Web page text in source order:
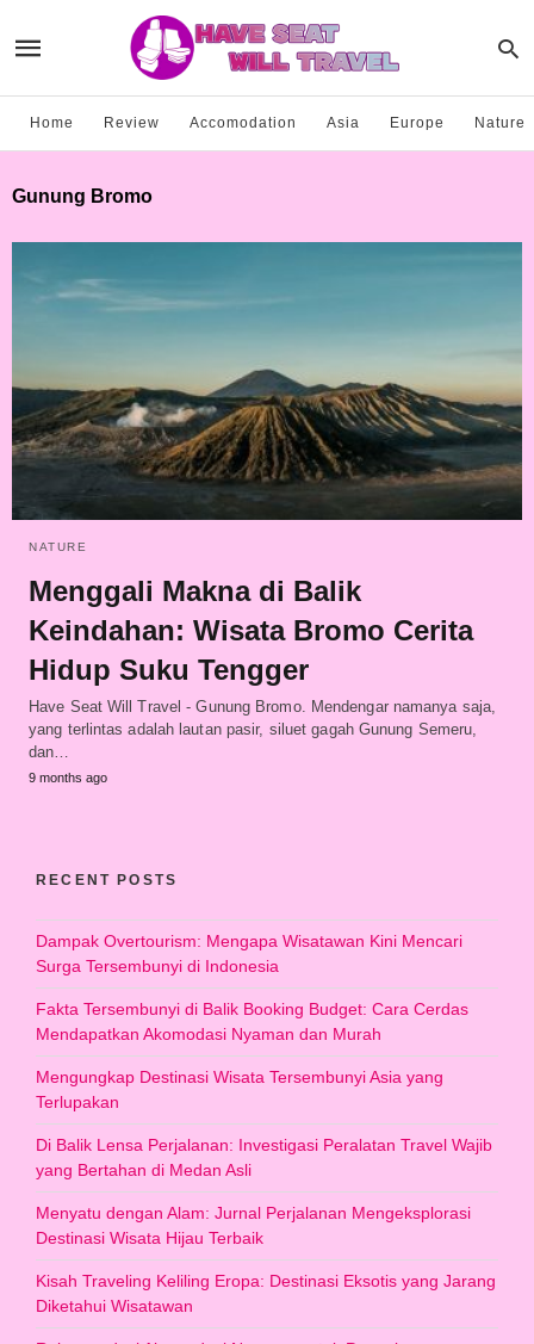
Home Review Accomodation Asia Europe Nature
Gunung Bromo
NATURE
Menggali Makna di Balik
Keindahan: Wisata Bromo Cerita
Hidup Suku Tengger
Have Seat Will Travel - Gunung Bromo. Mendengar namanya saja,
yang terlintas adalah lautan pasir, siluet gagah Gunung Semeru,
dan…
9 months ago
RECENT POSTS
Dampak Overtourism: Mengapa Wisatawan Kini Mencari
Surga Tersembunyi di Indonesia
Fakta Tersembunyi di Balik Booking Budget: Cara Cerdas
Mendapatkan Akomodasi Nyaman dan Murah
Mengungkap Destinasi Wisata Tersembunyi Asia yang
Terlupakan
Di Balik Lensa Perjalanan: Investigasi Peralatan Travel Wajib
yang Bertahan di Medan Asli
Menyatu dengan Alam: Jurnal Perjalanan Mengeksplorasi
Destinasi Wisata Hijau Terbaik
Kisah Traveling Keliling Eropa: Destinasi Eksotis yang Jarang
Diketahui Wisatawan